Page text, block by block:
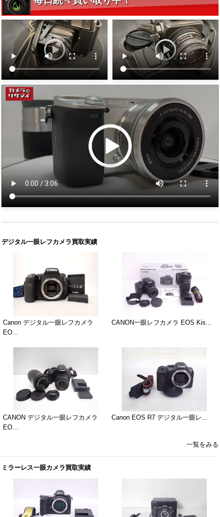
デジタル一眼レフカメラ買取実績
Canon デジタル一眼レフカメラ
EO...
CANON一眼レフカメラ EOS Kis...
CANON デジタル一眼レフカメラ
EO...
Canon EOS R7 デジタル一眼レ...
一覧をみる
ミラーレス一眼カメラ買取実績